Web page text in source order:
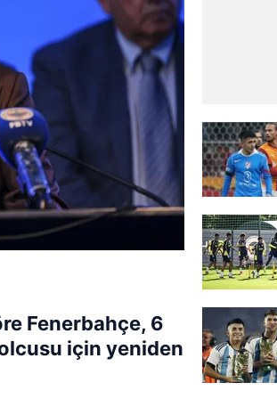
Fenerbahçe, 6
için yeniden